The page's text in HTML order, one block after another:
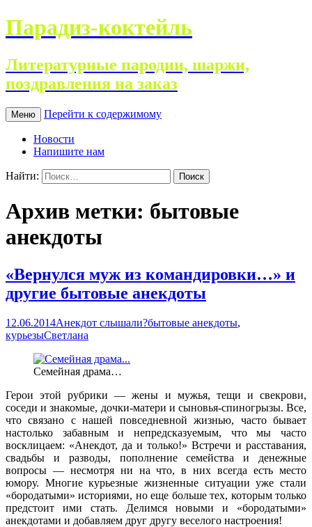
Парадиз-коктейль
Литературные пародии, шаржи,
поздравления на заказ
Меню Перейти к содержимому
Новости
Напишите нам
Найти:
Архив метки: бытовые
анекдоты
«Вернулся муж из командировки…» и
другие бытовые анекдоты
12.06.2014Анекдот слышали?бытовые анекдоты,
курьезыСветлана
Семейная драма…
Герои этой рубрики — жены и мужья, тещи и свекрови,
соседи и знакомые, дочки-матери и сыновья-спиногрызы. Все,
что связано с нашей повседневной жизнью, часто бывает
настолько забавным и непредсказуемым, что мы часто
восклицаем: «Анекдот, да и только!» Встречи и расставания,
свадьбы и разводы, пополнение семейства и денежные
вопросы — несмотря ни на что, в них всегда есть место
юмору. Многие курьезные жизненные ситуации уже стали
«бородатыми» историями, но еще больше тех, которым только
предстоит ими стать. Делимся новыми и «бородатыми»
анекдотами и добавляем друг другу веселого настроения!